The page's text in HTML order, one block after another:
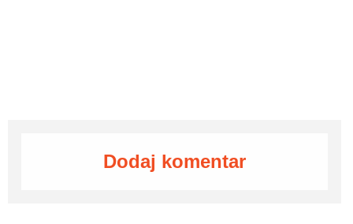
Dodaj komentar